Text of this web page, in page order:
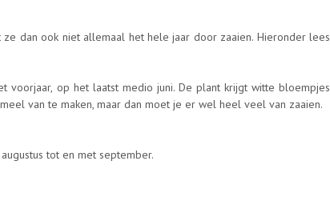
dan ook niet allemaal het hele jaar door zaaien. Hieronder lees
voorjaar, op het laatst medio juni. De plant krijgt witte bloempjes
van te maken, maar dan moet je er wel heel veel van zaaien.
tot en met september.